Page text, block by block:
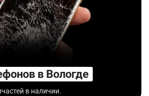
в Вологде
в наличии.